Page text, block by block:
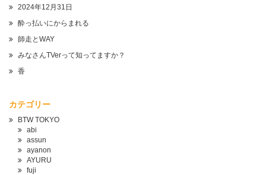
2024年12月31日
酔っ払いにからまれる
師走とWAY
みなさんTVerって知ってますか？
香
カテゴリー
BTW TOKYO
abi
assun
ayanon
AYURU
fuji